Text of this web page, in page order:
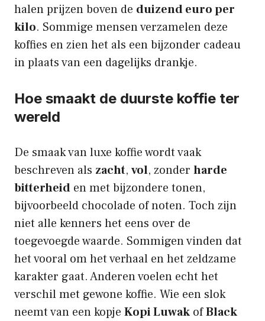
halen prijzen boven de duizend euro per
kilo. Sommige mensen verzamelen deze
koffies en zien het als een bijzonder cadeau
in plaats van een dagelijks drankje.
Hoe smaakt de duurste koffie ter
wereld
De smaak van luxe koffie wordt vaak
beschreven als zacht, vol, zonder harde
bitterheid en met bijzondere tonen,
bijvoorbeeld chocolade of noten. Toch zijn
niet alle kenners het eens over de
toegevoegde waarde. Sommigen vinden dat
het vooral om het verhaal en het zeldzame
karakter gaat. Anderen voelen echt het
verschil met gewone koffie. Wie een slok
neemt van een kopje Kopi Luwak ofBlack